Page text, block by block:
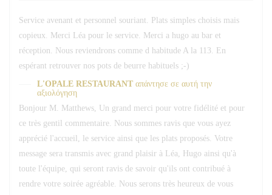
Service avenant et personnel souriant. Plats simples choisis mais
copieux. Merci Léa pour le service. Merci a hugo au bar et
réception. Nous reviendrons comme d habitude A la 113. En
espérant retrouver nos pots de beurre habituels ;-)
L'OPALE RESTAURANT απάντησε σε αυτή την
αξιολόγηση
Bonjour M. Matthews, Un grand merci pour votre fidélité et pour
ce très gentil commentaire. Nous sommes ravis que vous ayez
apprécié l'accueil, le service ainsi que les plats proposés. Votre
message sera transmis avec grand plaisir à Léa, Hugo ainsi qu'à
toute l'équipe, qui seront ravis de savoir qu'ils ont contribué à
rendre votre soirée agréable. Nous serons très heureux de vous